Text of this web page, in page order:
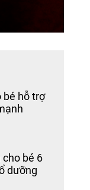
bé hỗ trợ
cho bé 6
dưỡng